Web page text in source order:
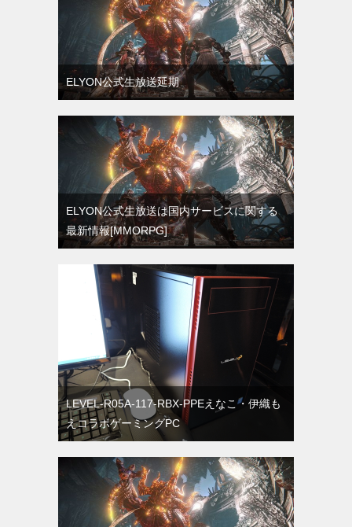
ELYON公式生放送延期
ELYON公式生放送は国内サービスに関する
最新情報[MMORPG]
LEVEL-R05A-117-RBX-PPEえなこ・伊織も
えコラボゲーミングPC